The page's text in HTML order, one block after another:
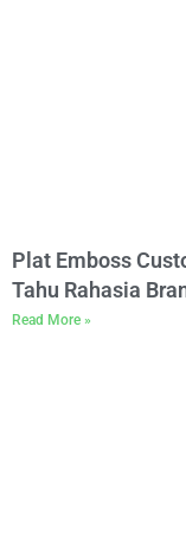
Plat Emboss
Tahu Rahasia
Read More »